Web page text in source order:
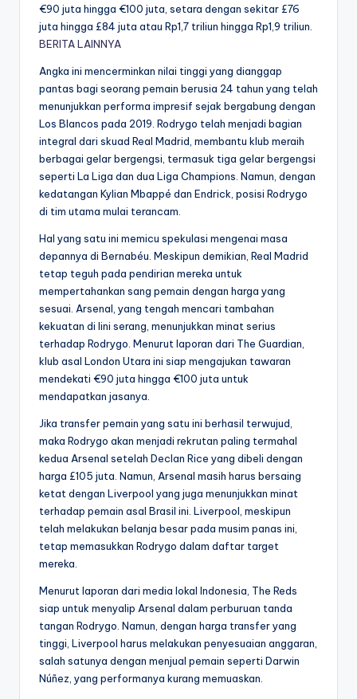
€90 juta hingga €100 juta, setara dengan sekitar £76
juta hingga £84 juta atau Rp1,7 triliun hingga Rp1,9 triliun.
BERITA LAINNYA
Angka ini mencerminkan nilai tinggi yang dianggap
pantas bagi seorang pemain berusia 24 tahun yang telah
menunjukkan performa impresif sejak bergabung dengan
Los Blancos pada 2019. Rodrygo telah menjadi bagian
integral dari skuad Real Madrid, membantu klub meraih
berbagai gelar bergengsi, termasuk tiga gelar bergengsi
seperti La Liga dan dua Liga Champions. Namun, dengan
kedatangan Kylian Mbappé dan Endrick, posisi Rodrygo
di tim utama mulai terancam.
Hal yang satu ini memicu spekulasi mengenai masa
depannya di Bernabéu. Meskipun demikian, Real Madrid
tetap teguh pada pendirian mereka untuk
mempertahankan sang pemain dengan harga yang
sesuai. Arsenal, yang tengah mencari tambahan
kekuatan di lini serang, menunjukkan minat serius
terhadap Rodrygo. Menurut laporan dari The Guardian,
klub asal London Utara ini siap mengajukan tawaran
mendekati €90 juta hingga €100 juta untuk
mendapatkan jasanya.
Jika transfer pemain yang satu ini berhasil terwujud,
maka Rodrygo akan menjadi rekrutan paling termahal
kedua Arsenal setelah Declan Rice yang dibeli dengan
harga £105 juta. Namun, Arsenal masih harus bersaing
ketat dengan Liverpool yang juga menunjukkan minat
terhadap pemain asal Brasil ini. Liverpool, meskipun
telah melakukan belanja besar pada musim panas ini,
tetap memasukkan Rodrygo dalam daftar target
mereka.
Menurut laporan dari media lokal Indonesia, The Reds
siap untuk menyalip Arsenal dalam perburuan tanda
tangan Rodrygo. Namun, dengan harga transfer yang
tinggi, Liverpool harus melakukan penyesuaian anggaran,
salah satunya dengan menjual pemain seperti Darwin
Núñez, yang performanya kurang memuaskan.